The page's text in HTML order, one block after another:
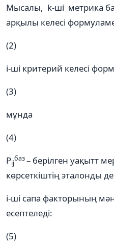
Мысалы, k-ші метрика
арқылы келесі
(2)
i-ші критерий келесі
(3)
мұнда
(4)
Pij
баз– берілген уақытт
көрсеткіштің эталонды
i-ші сапа факторының
есептеледі:
(5)